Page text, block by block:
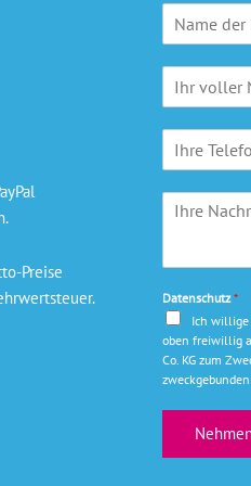
Preise
a
n
e
N
a
c
h
r
t
Datenschutz*
Ich willige
oben freiwillig
Co. KG zum